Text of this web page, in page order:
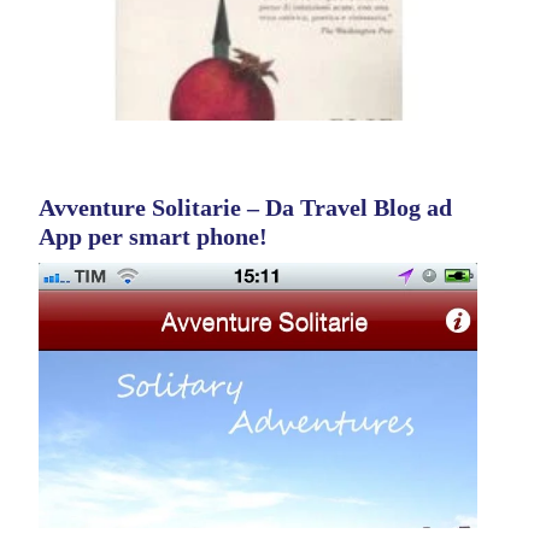
Avventure Solitarie – Da Travel Blog ad
App per smart phone!